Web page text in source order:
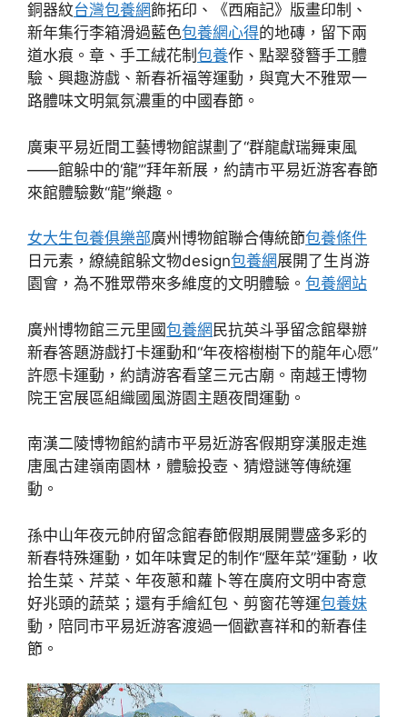
銅器紋台灣包養網飾拓印、《西廂記》版畫印制、
新年集行李箱滑過藍色包養網心得的地磚，留下兩
道水痕。章、手工絨花制 包養作、點翠發簪手工體
驗、興趣游戲、新春祈福等運動，與寬大不雅眾一
路體味文明氣氛濃重的中國春節。
廣東平易近間工藝博物館謀劃了“群龍獻瑞舞東風
——館躲中的‘龍’”拜年新展，約請市平易近游客春節
來館體驗數“龍”樂趣。
女大生包養俱樂部廣州博物館聯合傳統節包養條件
日元素，繚繞館躲文物design包養網展開了生肖游
園會，為不雅眾帶來多維度的文明體驗。 包養網站
廣州博物館三元里國包養網 民抗英斗爭留念館舉辦
新春答題游戲打卡運動和“年夜榕樹樹下的龍年心愿”
許愿卡運動，約請游客看望三元古廟。南越王博物
院王宮展區組織國風游園主題夜間運動。
南漢二陵博物館約請市平易近游客假期穿漢服走進
唐風古建嶺南園林，體驗投壺、猜燈謎等傳統運
動。
孫中山年夜元帥府留念館春節假期展開豐盛多彩的
新春特殊運動，如年味實足的制作“壓年菜”運動，收
拾生菜、芹菜、年夜蔥和蘿卜等在廣府文明中寄意
好兆頭的蔬菜；還有手繪紅包、剪窗花等運包養妹
動，陪同市平易近游客渡過一個歡喜祥和的新春佳
節。